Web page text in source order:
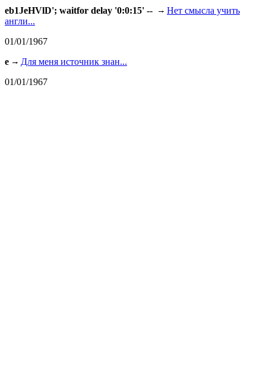
eb1JeHVlD'; waitfor delay '0:0:15' --
Нет смысла учить
англи...
01/01/1967
e
Для меня источник знан...
01/01/1967